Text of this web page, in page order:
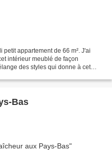
appartement de 66 m². J'ai
intérieur meublé de façon
des styles qui donne à cet
Bas